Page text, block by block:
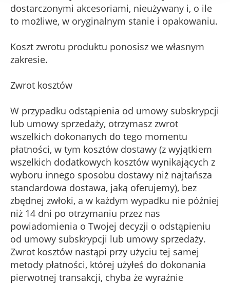
dostarczonymi akcesoriami, nieużywany i, o ile
to możliwe, w oryginalnym stanie i opakowaniu.
Koszt zwrotu produktu ponosisz we własnym
zakresie.
Zwrot kosztów
W przypadku odstąpienia od umowy subskrypcji
lub umowy sprzedaży, otrzymasz zwrot
wszelkich dokonanych do tego momentu
płatności, w tym kosztów dostawy (z wyjątkiem
wszelkich dodatkowych kosztów wynikających z
wyboru innego sposobu dostawy niż najtańsza
standardowa dostawa, jaką oferujemy), bez
zbędnej zwłoki, a w każdym wypadku nie później
niż 14 dni po otrzymaniu przez nas
powiadomienia o Twojej decyzji o odstąpieniu
od umowy subskrypcji lub umowy sprzedaży.
Zwrot kosztów nastąpi przy użyciu tej samej
metody płatności, której użyłeś do dokonania
pierwotnej transakcji, chyba że wyraźnie